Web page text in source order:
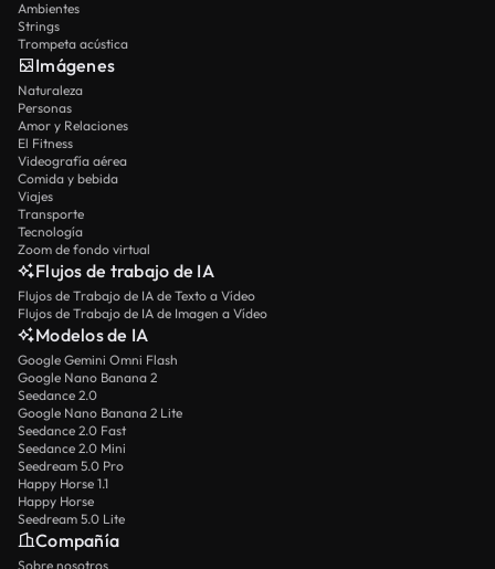
Ambientes
Strings
Trompeta acústica
Imágenes
Naturaleza
Personas
Amor y Relaciones
El Fitness
Videografía aérea
Comida y bebida
Viajes
Transporte
Tecnología
Zoom de fondo virtual
Flujos de trabajo de IA
Flujos de Trabajo de IA de Texto a Vídeo
Flujos de Trabajo de IA de Imagen a Vídeo
Modelos de IA
Google Gemini Omni Flash
Google Nano Banana 2
Seedance 2.0
Google Nano Banana 2 Lite
Seedance 2.0 Fast
Seedance 2.0 Mini
Seedream 5.0 Pro
Happy Horse 1.1
Happy Horse
Seedream 5.0 Lite
Compañía
Sobre nosotros